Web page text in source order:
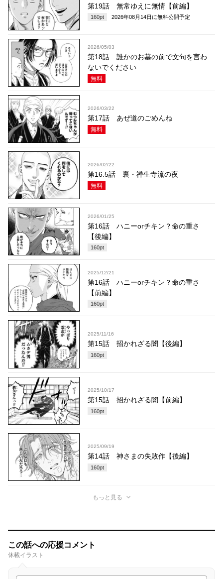
第19話 無常ゆえに無情【前編】
160pt 2026年08月14日 に無料公開予定
2026/05/03
第18話 誰かのお墓の前で文句を言わ
ないでください
無料
2026/03/22
第17話 あぜ道のごめんね
無料
2026/02/22
第16.5話 裏・禅生寺流の夜
無料
2026/01/25
第16話 ハニーorチキン？命の重さ
【後編】
160pt
2025/12/21
第16話 ハニーorチキン？命の重さ
【前編】
160pt
2025/11/16
第15話 招かれざる闇【後編】
160pt
2025/10/17
第15話 招かれざる闇【前編】
160pt
2025/09/19
第14話 神さまの失敗作【後編】
160pt
もっと見る
この話への応援コメント
休載イラスト